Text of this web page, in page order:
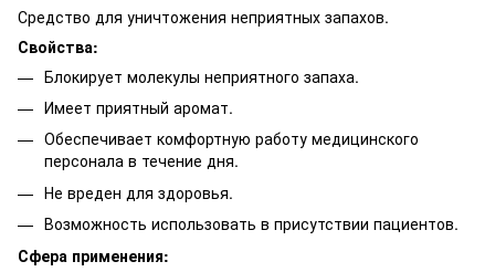
Средство для уничтожения неприятных запахов.
Свойства:
Блокирует молекулы неприятного запаха.
Имеет приятный аромат.
Обеспечивает комфортную работу медицинского
персонала в течение дня.
Не вреден для здоровья.
Возможность использовать в присутствии пациентов.
Сфера применения: